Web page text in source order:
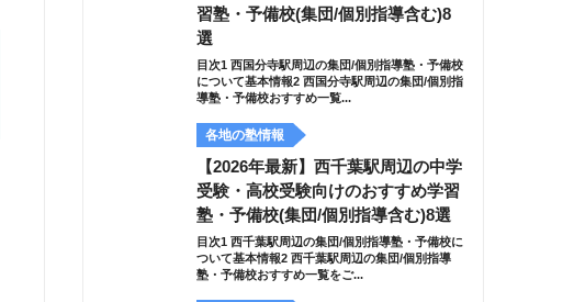
習塾・予備校(集団/個別指導含む)8
選
目次1 西国分寺駅周辺の集団/個別指導塾・予備校
について基本情報2 西国分寺駅周辺の集団/個別指
導塾・予備校おすすめ一覧...
各地の塾情報
【2026年最新】西千葉駅周辺の中学
受験・高校受験向けのおすすめ学習
塾・予備校(集団/個別指導含む)8選
目次1 西千葉駅周辺の集団/個別指導塾・予備校に
ついて基本情報2 西千葉駅周辺の集団/個別指導
塾・予備校おすすめ一覧をご...